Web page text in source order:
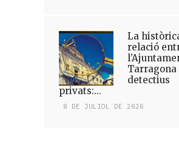
La
relació
Tarragona
detectius
privats:...
8 DE JULIOL DE 2026